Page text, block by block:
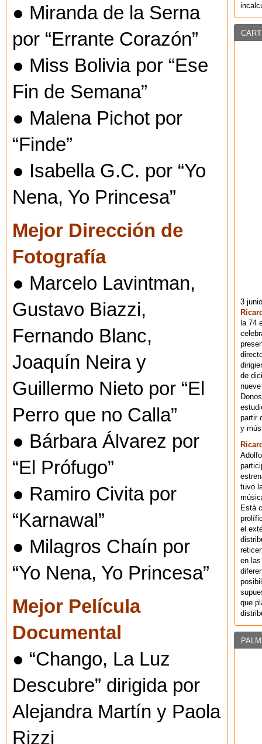
● Miranda de la Serna
por “Errante Corazón”
● Miss Bolivia por “Ese
Fin de Semana”
● Malena Pichot por
“Finde”
● Isabella G.C. por “Yo
Nena, Yo Princesa”
Mejor Dirección de
Fotografía
● Marcelo Lavintman,
Gustavo Biazzi,
Fernando Blanc,
Joaquín Neira y
Guillermo Nieto por “El
Perro que no Calla”
● Bárbara Álvarez por
“El Prófugo”
● Ramiro Civita por
“Karnawal”
● Milagros Chaín por
“Yo Nena, Yo Princesa”
Mejor Película
Documental
● “Chango, La Luz
Descubre” dirigida por
Alejandra Martín y Paola
Rizzi
3
la 74
de
partir
y
tuvo
Está
el
en
que